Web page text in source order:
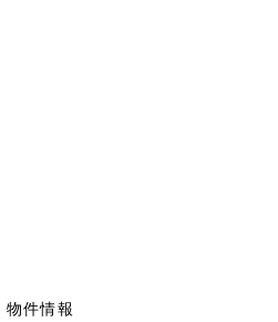
物件情報